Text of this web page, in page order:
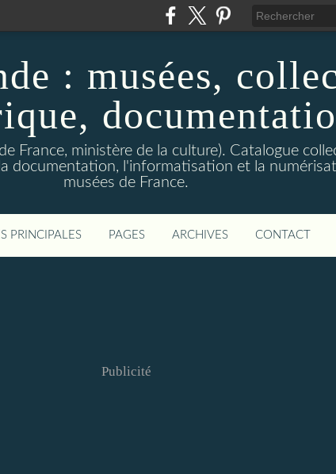
: musées,
France, ministère de la culture). Catalogue
documentation, l'informatisation et la
musées de France.
PRINCIPALES PAGES ARCHIVES CONTACT
Publicité